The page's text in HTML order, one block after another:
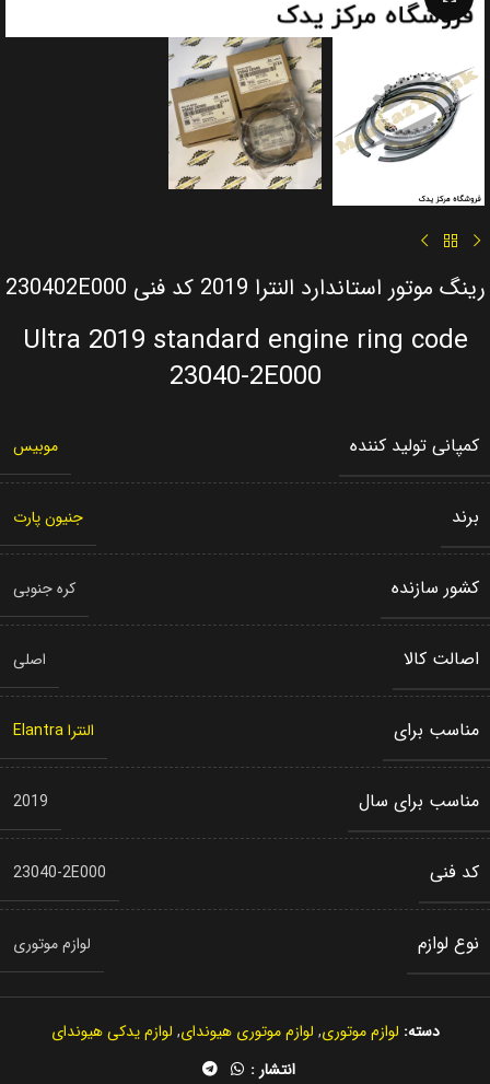
رینگ موتور استاندارد النترا 2019 کد فنی 230402E000
Ultra 2019 standard engine ring code
23040-2E000
کمپانی تولید کننده موبیس
برند جنیون پارت
کشور سازنده کره جنوبی
اصالت کالا اصلی
مناسب برای النترا Elantra
مناسب برای سال 2019
کد فنی 23040-2E000
نوع لوازم لوازم موتوری
دسته: لوازم موتوری, لوازم موتوری هیوندای, لوازم یدکی هیوندای
انتشار :